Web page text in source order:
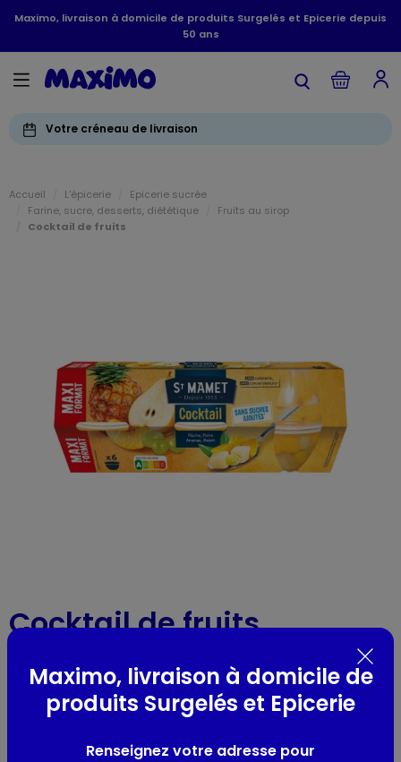
Maximo, livraison à domicile de produits Surgelés et Epicerie depuis
50 ans
Votre créneau de livraison
Accueil L'épicerie
Epicerie sucrée
Farine, sucre, desserts, diététique
Fruits au sirop
Cocktail de fruits
Cocktail de fruits
Présentation
Maximo, livraison à domicile de
produits Surgelés et Epicerie
Renseignez votre adresse pour